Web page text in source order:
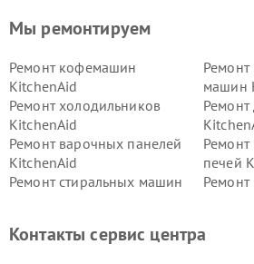
Мы ремонтируем
Ремонт кофемашин
KitchenAid
машин
Ремонт холодильников
KitchenAid
Ремонт варочных панелей
KitchenAid
печей
Ремонт стиральных машин
Контакты сервис центра